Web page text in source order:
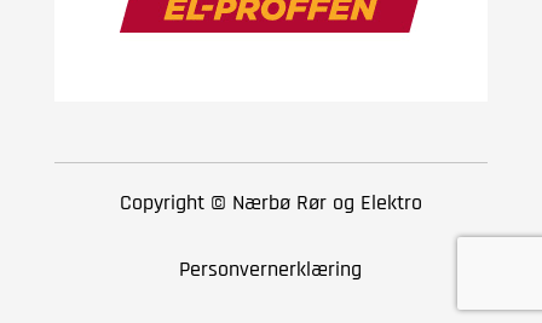
Copyright © Nærbø Rør og Elektro
Personvernerklæring